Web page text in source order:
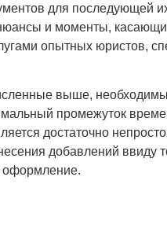
для последующей
и моменты,
опытных юристов,
выше,
промежуток
достаточно
добавлений ввиду
оформление.